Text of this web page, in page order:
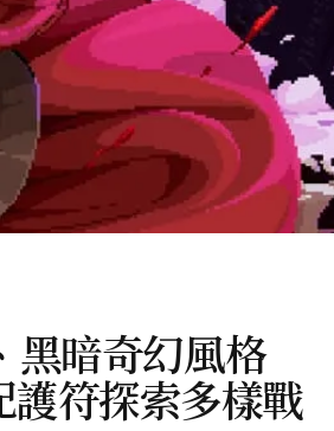
黑暗奇幻風格
符探索多樣戰